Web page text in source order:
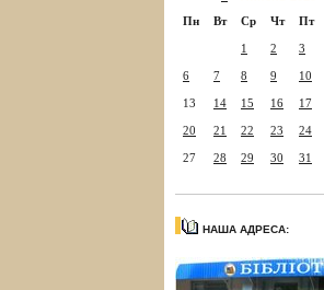
Пн
Вт Ср Чт Пт
1 2 3
6 7 8 9 10
13 14 15 16 17
20 21 22 23 24
27 28 29 30 31
НАША АДРЕСА: